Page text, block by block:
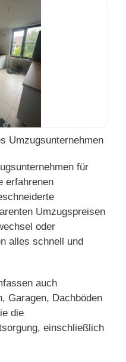
Umzugsunternehmen
für
erfahrenen
Umzugspreisen
oder
alles schnell und
auch
Garagen, Dachböden
die
einschließlich